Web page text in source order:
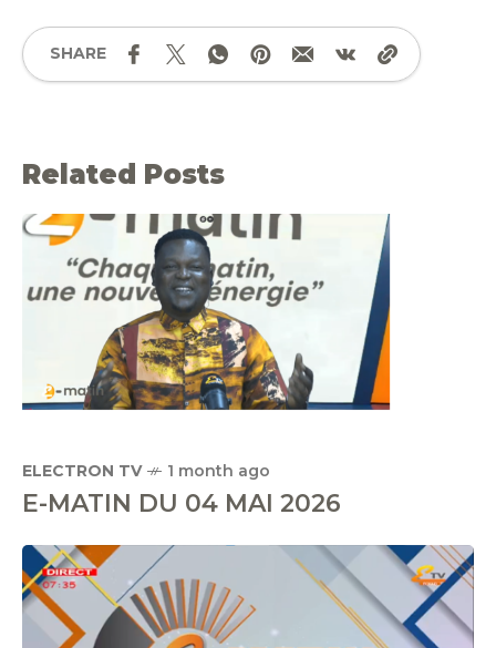
SHARE
Related Posts
ELECTRON TV 1 month ago
E-MATIN DU 04 MAI 2026